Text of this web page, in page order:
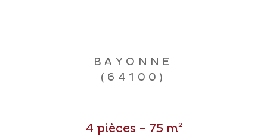
BAYONNE
(64100)
4 pièces - 75 m²